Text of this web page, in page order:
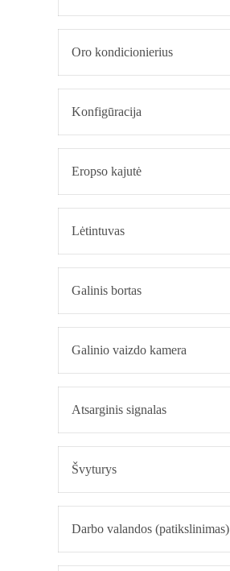
Oro kondicionierius
Konfigūracija
Eropso kajutė
Lėtintuvas
Galinis bortas
Galinio vaizdo kamera
Atsarginis signalas
Švyturys
Darbo valandos (patikslinimas)